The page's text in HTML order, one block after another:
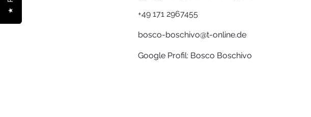
+49 171 2967455
bosco-boschivo@t-online.de
Google Profil: Bosco Boschivo
★